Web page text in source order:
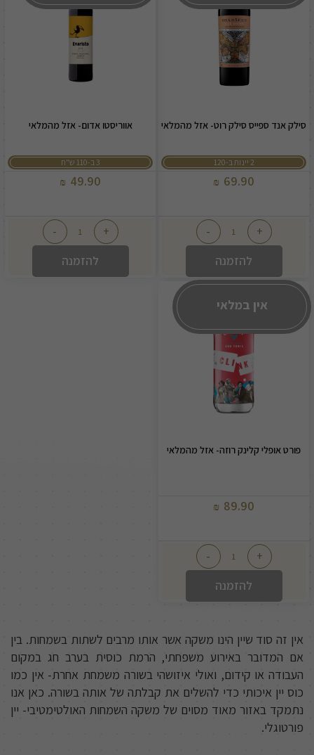
סילק אנד ספייס סילק רוט- אזל מהמלאי
2 יינות ב-120
69.90
₪
+
-
להזמנה
אווריסטו אדום- אזל מהמלאי
3 ב-110 ש"ח
49.90
₪
+
-
להזמנה
אין במלאי
פורט אופלי קלינק רוזה- אזל מהמלאי
89.90
₪
+
-
להזמנה
אין זה סוד שיין הינו משקה אשר אותו מרבים לשתות בשמחות. בין
אם המדובר באירוע משפחתי, הרמת כוסית בערב חג במקום
העבודה או קידום, ואולי איזושהי בשורה משמחת אחרת- אין כמו
כוס יין איכותי כדי להשלים את קבלתה של אותה בשורה. כאן אנו
נתמקד באזור מאוד מסוים של משקה השמחות האולטימטיבי- יין
פורטוגלי.